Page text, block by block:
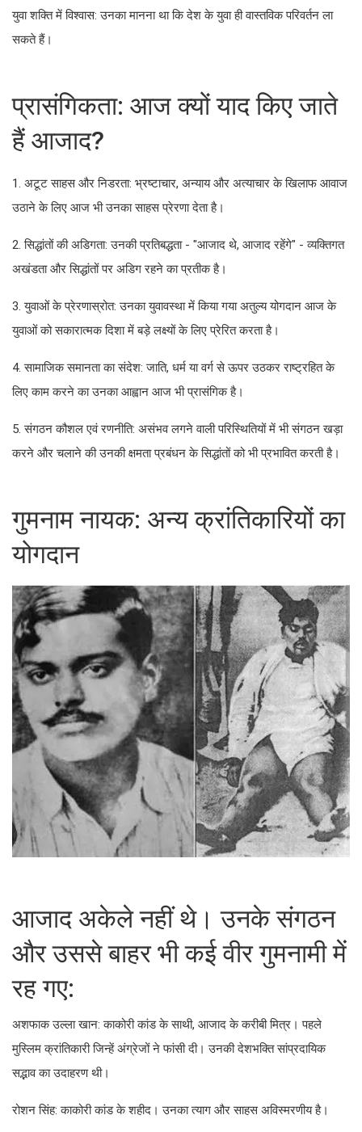
युवा शक्ति में विश्वास: उनका मानना था कि देश के युवा ही वास्तविक परिवर्तन ला
सकते हैं।
प्रासंगिकता: आज क्यों याद किए जाते
हैं आजाद?
1. अटूट साहस और निडरता: भ्रष्टाचार, अन्याय और अत्याचार के खिलाफ आवाज
उठाने के लिए आज भी उनका साहस प्रेरणा देता है।
2. सिद्धांतों की अडिगता: उनकी प्रतिबद्धता - "आजाद थे, आजाद रहेंगे" - व्यक्तिगत
अखंडता और सिद्धांतों पर अडिग रहने का प्रतीक है।
3. युवाओं के प्रेरणास्रोत: उनका युवावस्था में किया गया अतुल्य योगदान आज के
युवाओं को सकारात्मक दिशा में बड़े लक्ष्यों के लिए प्रेरित करता है।
4. सामाजिक समानता का संदेश: जाति, धर्म या वर्ग से ऊपर उठकर राष्ट्रहित के
लिए काम करने का उनका आह्वान आज भी प्रासंगिक है।
5. संगठन कौशल एवं रणनीति: असंभव लगने वाली परिस्थितियों में भी संगठन खड़ा
करने और चलाने की उनकी क्षमता प्रबंधन के सिद्धांतों को भी प्रभावित करती है।
गुमनाम नायक: अन्य क्रांतिकारियों का
योगदान
आजाद अकेले नहीं थे। उनके संगठन
और उससे बाहर भी कई वीर गुमनामी में
रह गए:
अशफाक उल्ला खान: काकोरी कांड के साथी, आजाद के करीबी मित्र। पहले
मुस्लिम क्रांतिकारी जिन्हें अंग्रेजों ने फांसी दी। उनकी देशभक्ति सांप्रदायिक
सद्भाव का उदाहरण थी।
रोशन सिंह: काकोरी कांड के शहीद। उनका त्याग और साहस अविस्मरणीय है।